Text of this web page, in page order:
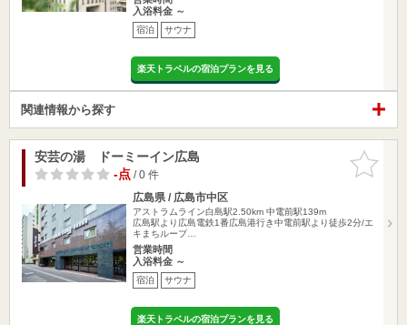
入浴料金 ～
宿泊 サウナ
楽天トラベルの宿泊プランを見る
関連情報から探す
お気に入
りに追加
安芸の湯 ドーミーイン広島
-点/ 0 件
広島県 / 広島市中区
アストラムライン白島駅2.50km 中電前駅139m
広島駅より広島電鉄1番広島港行き中電前駅より徒歩2分/エ
キまちループ…
営業時間
入浴料金 ～
宿泊 サウナ
楽天トラベルの宿泊プランを見る